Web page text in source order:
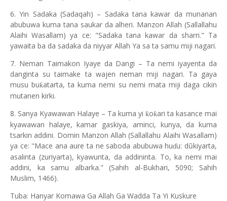
6. Yin Sadaka (Sadaqah) – Sadaka tana kawar da munanan
abubuwa kuma tana saukar da alheri. Manzon Allah (Sallallahu
Alaihi Wasallam) ya ce: "Sadaka tana kawar da sharri." Ta
yawaita ba da sadaka da niyyar Allah Ya sa ta samu miji nagari.
7. Neman Taimakon Iyaye da Dangi – Ta nemi iyayenta da
danginta su taimake ta wajen neman miji nagari. Ta gaya
musu buƙatarta, ta kuma nemi su nemi mata miji daga cikin
mutanen kirki.
8. Sanya Kyawawan Halaye – Ta kuma yi ƙoƙari ta kasance mai
kyawawan halaye, kamar gaskiya, aminci, kunya, da kuma
tsarkin addini. Domin Manzon Allah (Sallallahu Alaihi Wasallam)
ya ce: "Mace ana aure ta ne saboda abubuwa huɗu: dũkiyarta,
asalinta (zuriyarta), kyawunta, da addininta. To, ka nemi mai
addini, ka samu albarka." (Sahih al-Bukhari, 5090; Sahih
Muslim, 1466).
Tuba: Hanyar Komawa Ga Allah Ga Wadda Ta Yi Kuskure